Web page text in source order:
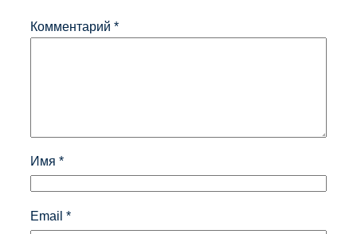
Комментарий *
Имя *
Email *